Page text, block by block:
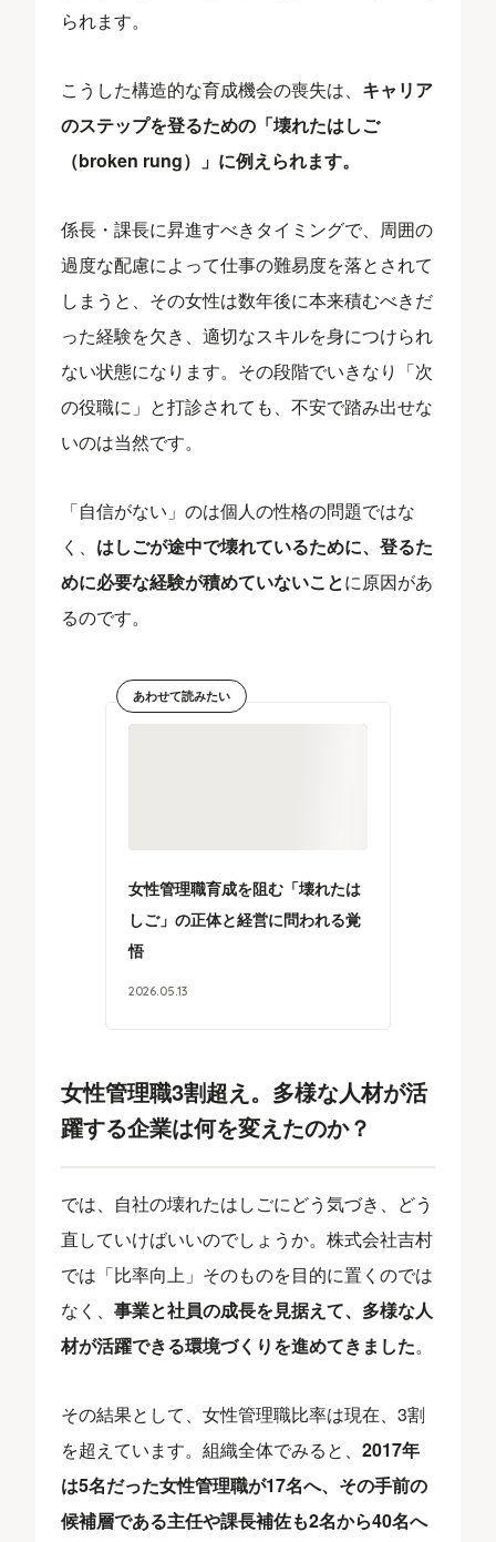
られます。
こうした構造的な育成機会の喪失は、 キャリア
のステップを登るための「壊れたはしご
（broken rung）」に例えられます。
係長・課長に昇進すべきタイミングで、周囲の
過度な配慮によって仕事の難易度を落とされて
しまうと、その女性は数年後に本来積むべきだ
った経験を欠き、適切なスキルを身につけられ
ない状態になります。その段階でいきなり「次
の役職に」と打診されても、不安で踏み出せな
いのは当然です。
「自信がない」のは個人の性格の問題ではな
く、 はしごが途中で壊れているために、登るた
めに必要な経験が積めていないことに原因があ
るのです。
あわせて読みたい
女性管理職育成を阻む「壊れたは
しご」の正体と経営に問われる覚
悟
2026 05 .13
女性管理職3割超え。多様な人材が活
躍する企業は何を変えたのか？
では、自社の壊れたはしごにどう気づき、どう
直していけばいいのでしょうか。株式会社吉村
では「比率向上」そのものを目的に置くのでは
なく、事業と社員の成長を見据えて、多様な人
材が活躍できる環境づくりを進めてきました。
その結果として、女性管理職比率は現在、3割
を超えています。組織全体でみると、2017年
は5名だった女性管理職が17名へ、その手前の
候補層である主任や課長補佐も2名から40名へ